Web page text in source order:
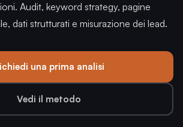
Audit, keyword strategy, pagine
dati strutturati e misurazione dei lead.
una prima analisi
Vedi il metodo